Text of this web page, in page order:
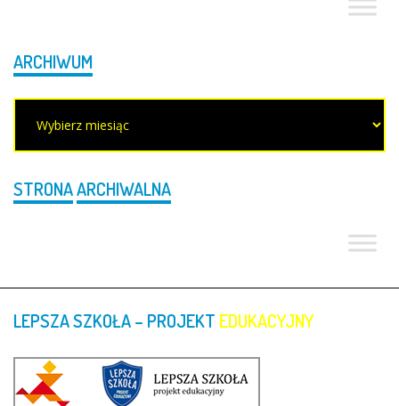
ARCHIWUM
STRONAARCHIWALNA
LEPSZASZKOŁA– PROJEKT EDUKACYJNY